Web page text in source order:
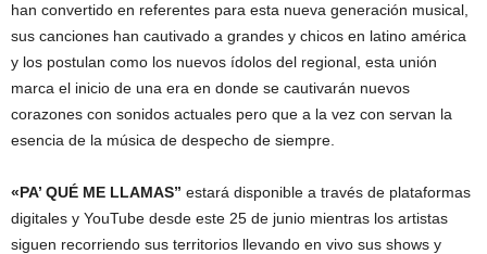
han convertido en referentes para esta nueva generación musical,
sus canciones han cautivado a grandes y chicos en latino américa
y los postulan como los nuevos ídolos del regional, esta unión
marca el inicio de una era en donde se cautivarán nuevos
corazones con sonidos actuales pero que a la vez con servan la
esencia de la música de despecho de siempre.
«PA’ QUÉ ME LLAMAS” estará disponible a través de plataformas
digitales y YouTube desde este 25 de junio mientras los artistas
siguen recorriendo sus territorios llevando en vivo sus shows y